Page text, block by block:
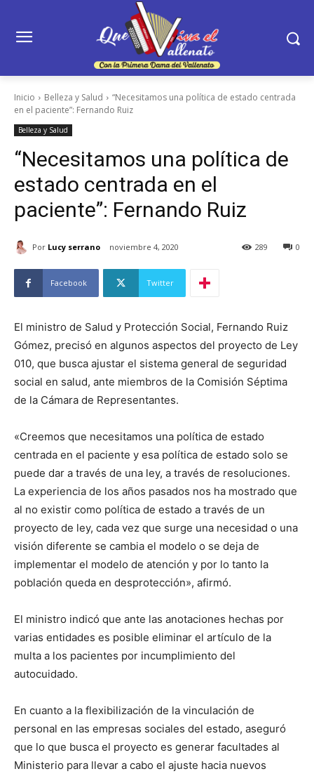
Inicio Belleza y Salud
“Necesitamos una política de estado centrada
en el paciente”: Fernando Ruiz
Belleza y Salud
“Necesitamos una política de
estado centrada en el
paciente”: Fernando Ruiz
Por Lucy serrano noviembre 4, 2020 0
289
Facebook Twitter
El ministro de Salud y Protección Social, Fernando Ruiz
Gómez, precisó en algunos aspectos del proyecto de Ley
010, que busca ajustar el sistema general de seguridad
social en salud, ante miembros de la Comisión Séptima
de la Cámara de Representantes.
«Creemos que necesitamos una política de estado
centrada en el paciente y esa política de estado solo se
puede dar a través de una ley, a través de resoluciones.
La experiencia de los años pasados nos ha mostrado que
al no existir como política de estado a través de un
proyecto de ley, cada vez que surge una necesidad o una
visión diferente se cambia el modelo o se deja de
implementar el modelo de atención y por lo tanto la
población queda en desprotección», afirmó.
El ministro indicó que ante las anotaciones hechas por
varias entidades es posible eliminar el artículo de la
multa a los pacientes por incumplimiento del
autocuidado.
En cuanto a la flexibilización de la vinculación de
personal en las empresas sociales del estado, aseguró
que lo que busca el proyecto es generar facultades al
Ministerio para llevar a cabo el ajuste hacia nuevos